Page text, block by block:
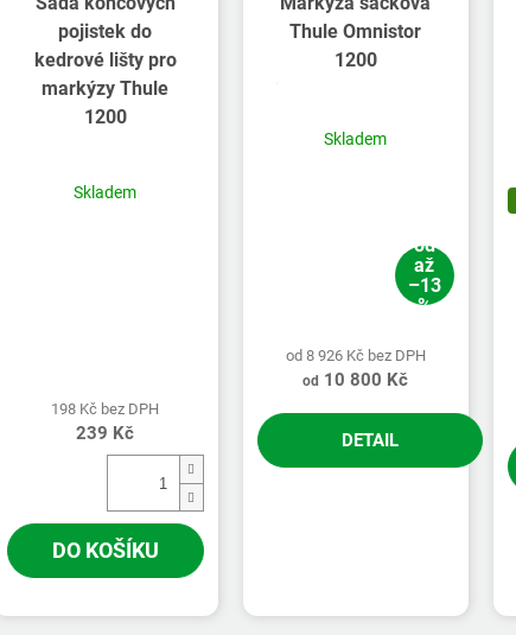
pojistek do
kedrové lišty pro
markýzy Thule
1200
Skladem
198 Kč bez DPH
239 Kč
DO KOŠÍKU
Thule Omnistor
1200
Skladem
od
až
–13
%
od 8 926 Kč bez DPH
od 10 800 Kč
DETAIL